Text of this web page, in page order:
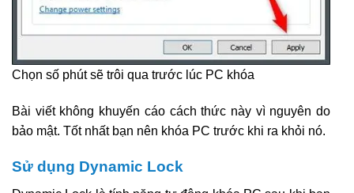
Chọn số phút sẽ trôi qua trước lúc PC khóa
Bài viết không khuyến cáo cách thức này vì nguyên do
bảo mật. Tốt nhất bạn nên khóa PC trước khi ra khỏi nó.
Sử dụng Dynamic Lock